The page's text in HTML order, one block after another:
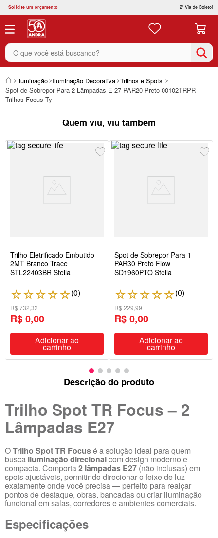
Solicite um orçamento 2ª Via de Boleto!
O que você está buscando?
Iluminação Iluminação Decorativa Trilhos e Spots
Spot de Sobrepor Para 2 Lâmpadas E-27 PAR20 Preto 00102TRPR
Trilhos Focus Ty
Quem viu, viu também
Trilho Eletrificado Embutido
2MT Branco Trace
STL22403BR Stella
☆☆☆☆☆(0)
R$ 732,32
R$ 0,00
Adicionar ao
carrinho
Spot de Sobrepor Para 1
PAR30 Preto Flow
SD1960PTO Stella
☆☆☆☆☆(0)
R$ 229,99
R$ 0,00
Adicionar ao
carrinho
Descrição do produto
Trilho Spot TR Focus – 2
Lâmpadas E27
OTrilho Spot TR Focusé a solução ideal para quem
busca iluminação direcionalcom design moderno e
compacta. Comporta2 lâmpadas E27 (não inclusas) em
spots ajustáveis, permitindo direcionar o feixe de luz
exatamente onde você precisa — perfeito para realçar
pontos de destaque, obras, bancadas ou criar iluminação
funcional em salas, corredores e ambientes comerciais.
Especificações